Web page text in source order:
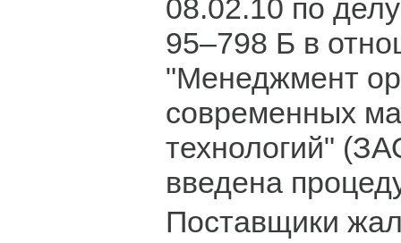
08.02.10 по
95–798 Б в
"Менеджмент
современных
технологий"
введена
Поставщики